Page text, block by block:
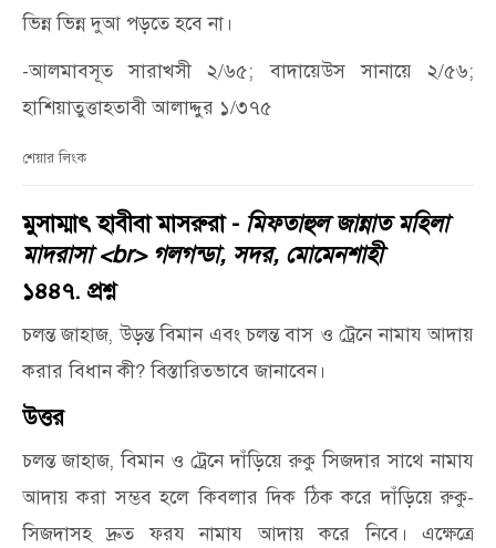
ভিন্ন ভিন্ন দুআ পড়তে হবে না।
-আলমাবসূত সারাখসী ২/৬৫; বাদায়েউস সানায়ে ২/৫৬;
হাশিয়াতুত্তাহতাবী আলাদ্দুর ১/৩৭৫
শেয়ার লিংক
মুসাম্মাৎ হাবীবা মাসরুরা - মিফতাহুল জান্নাত মহিলা
মাদরাসা <br> গলগন্ডা, সদর, মোমেনশাহী
১৪৪৭. প্রশ্ন
চলন্ত জাহাজ, উড়ন্ত বিমান এবং চলন্ত বাস ও ট্রেনে নামায আদায়
করার বিধান কী? বিস্তারিতভাবে জানাবেন।
উত্তর
চলন্ত জাহাজ, বিমান ও ট্রেনে দাঁড়িয়ে রুকু সিজদার সাথে নামায
আদায় করা সম্ভব হলে কিবলার দিক ঠিক করে দাঁড়িয়ে রুকু-
সিজদাসহ দ্রুত ফরয নামায আদায় করে নিবে। এক্ষেত্রে